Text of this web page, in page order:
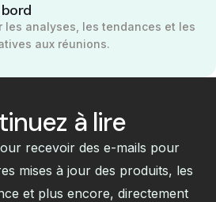
les analyses, les tendances et les
aux réunions.
à lire
recevoir des e-mails pour
mises à jour des produits, les
et plus encore, directement